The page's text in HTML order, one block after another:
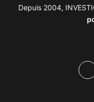
Depuis 2004,